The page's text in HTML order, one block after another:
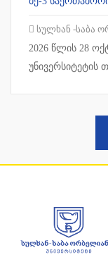
სულხან -საბა
2026 წლის 28